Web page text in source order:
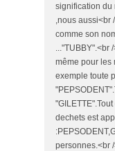
signification du
,nous aussi<br
comme son
..."TUBBY".<br
même pour les
exemple toute
dechets est
personnes.<br